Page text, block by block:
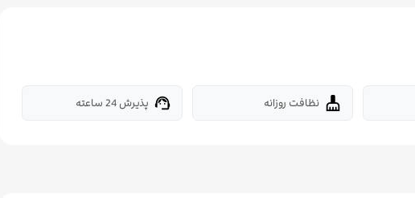
cleaning_services نظافت روزانه support_agent پذیرش 24 ساعته